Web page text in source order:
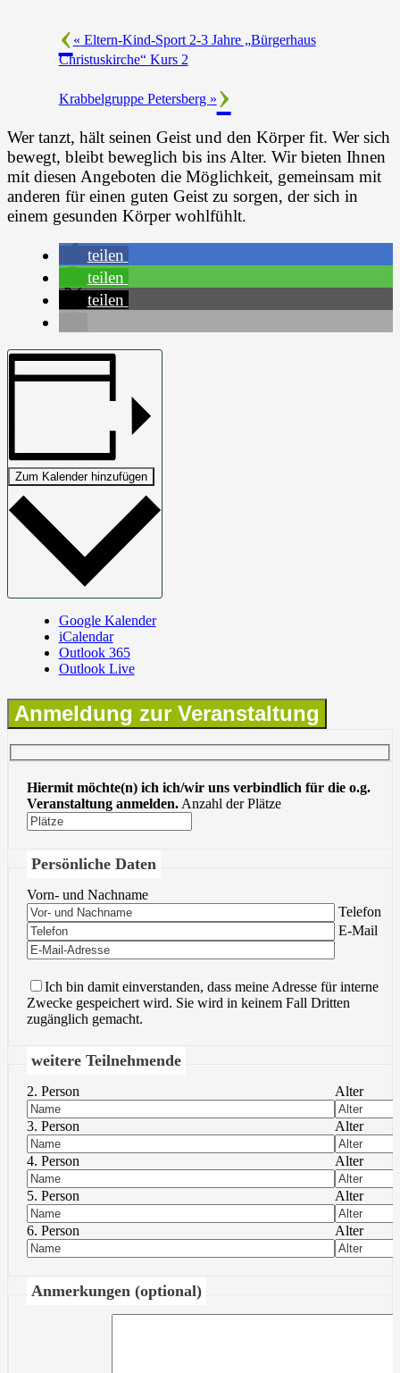
« Eltern-Kind-Sport 2-3 Jahre „Bürgerhaus
Christuskirche“ Kurs 2
Krabbelgruppe Petersberg »
Wer tanzt, hält seinen Geist und den Körper fit. Wer sich
bewegt, bleibt beweglich bis ins Alter. Wir bieten Ihnen
mit diesen Angeboten die Möglichkeit, gemeinsam mit
anderen für einen guten Geist zu sorgen, der sich in
einem gesunden Körper wohlfühlt.
teilen
teilen
teilen
Zum Kalender hinzufügen
Google Kalender
iCalendar
Outlook 365
Outlook Live
Anmeldung zur Veranstaltung
Hiermit möchte(n) ich ich/wir uns verbindlich für die o.g.
Veranstaltung anmelden.Anzahl der Plätze
Persönliche Daten
Vorn- und Nachname
Bitte lasse
Telefon
Bitte lasse
E-Mail
Ich bin damit einverstanden, dass meine Adresse für interne
Zwecke gespeichert wird. Sie wird in keinem Fall Dritten
zugänglich gemacht.
weitere Teilnehmende
2. Person Alter
3. Person Alter
4. Person Alter
5. Person Alter
6. Person Alter
Anmerkungen (optional)